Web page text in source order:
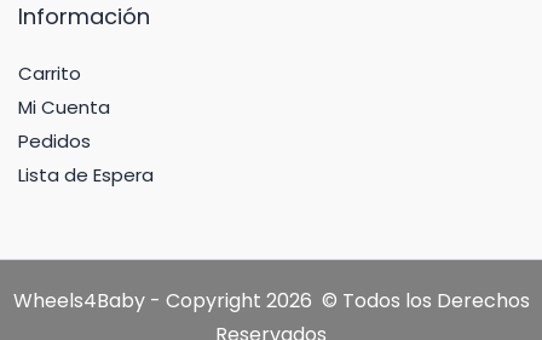
Información
Carrito
Mi Cuenta
Pedidos
Lista de Espera
Wheels4Baby - Copyright 2026 © Todos los Derechos